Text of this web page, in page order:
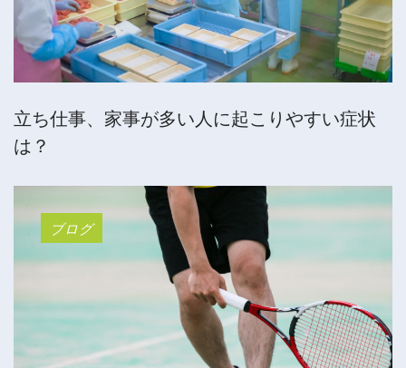
立ち仕事、家事が多い人に起こりやすい症状
は？
ブログ